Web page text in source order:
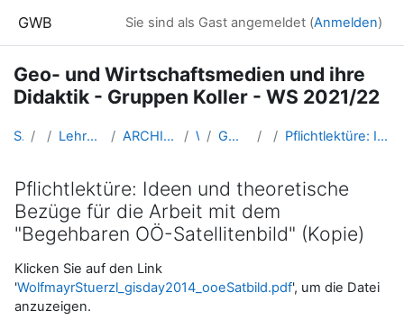
GWB Sie sind als Gast angemeldet (Anmelden)
Geo- und Wirtschaftsmedien und ihre
Didaktik - Gruppen Koller - WS 2021/22
Startseite Kurse Lehramtsausbildung GW im Cluster Österreich Mitte ARCHIV - Lehrveranstaltungen am Standort Linz - seit 2016 WS 2021/22 GW_Geomedien_Fachdidaktik_2021ws DI-FD Pflichtlektüre: Ideen und theoretische Bezüge für die Arbeit mit dem "Begehbaren OÖ-Satellitenbild" (Kopie)
Pflichtlektüre: Ideen und theoretische
Bezüge für die Arbeit mit dem
"Begehbaren OÖ-Satellitenbild" (Kopie)
Abschlussbedingungen
Klicken Sie auf den Link
'WolfmayrStuerzl_gisday2014_ooeSatbild.pdf', um die Datei
anzuzeigen.